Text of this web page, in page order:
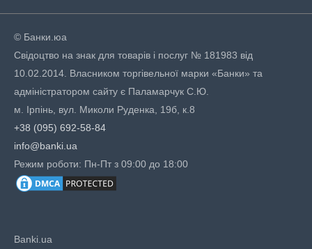
© Банки.юа
Свідоцтво на знак для товарів і послуг № 181983 від
10.02.2014. Власником торгівельної марки «Банки» та
адміністратором сайту є Паламарчук С.Ю.
м. Ірпінь, вул. Миколи Руденка, 19б, к.8
+38 (095) 692-58-84
info@banki.ua
Режим роботи: Пн-Пт з 09:00 до 18:00
Banki.ua